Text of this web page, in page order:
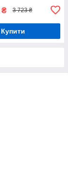
₴ 3 723 ₴
Купити